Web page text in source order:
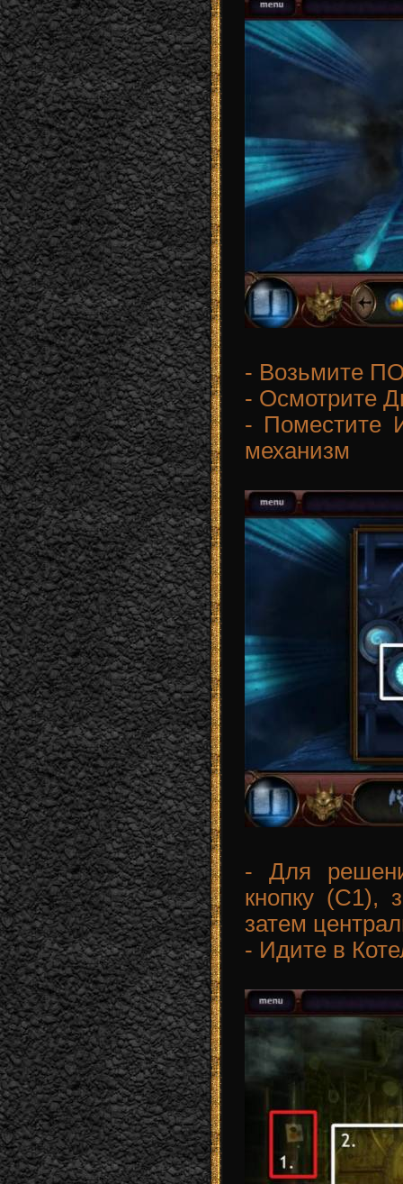
- Возьмите
- Осмотрите
-
механизм
- Для
кнопку (С1),
затем
- Идите в